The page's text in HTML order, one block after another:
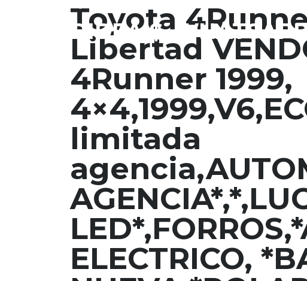
DIDEA
Toyota
Libertad
4Runner 1999,
limitada
ELECTRICO,